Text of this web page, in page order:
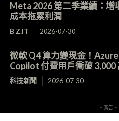
Meta 2026 第二季業績：
成本拖累利潤
BIZ.IT 2026-07-30
微軟 Q4 算力變現金！
Copilot 付費用戶衝破 3,000
科技新聞 2026-07-30
- 廣告 -